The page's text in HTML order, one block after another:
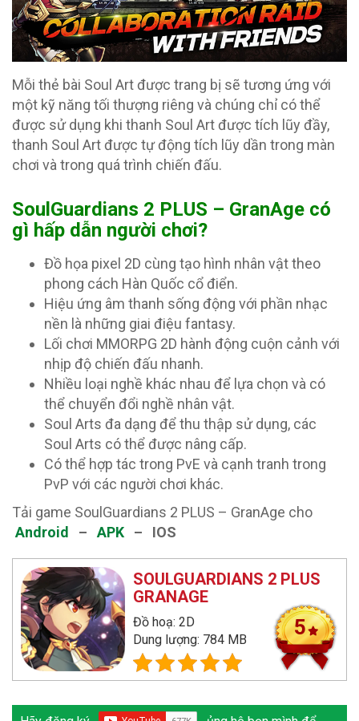
Mỗi thẻ bài Soul Art được trang bị sẽ tương ứng với
một kỹ năng tối thượng riêng và chúng chỉ có thể
được sử dụng khi thanh Soul Art được tích lũy đầy,
thanh Soul Art được tự động tích lũy dần trong màn
chơi và trong quá trình chiến đấu.
SoulGuardians 2 PLUS – GranAge có
gì hấp dẫn người chơi?
Đồ họa pixel 2D cùng tạo hình nhân vật theo
phong cách Hàn Quốc cổ điển.
Hiệu ứng âm thanh sống động với phần nhạc
nền là những giai điệu fantasy.
Lối chơi MMORPG 2D hành động cuộn cảnh với
nhịp độ chiến đấu nhanh.
Nhiều loại nghề khác nhau để lựa chọn và có
thể chuyển đổi nghề nhân vật.
Soul Arts đa dạng để thu thập sử dụng, các
Soul Arts có thể được nâng cấp.
Có thể hợp tác trong PvE và cạnh tranh trong
PvP với các người chơi khác.
Tải game SoulGuardians 2 PLUS – GranAge cho
Android
– APK – IOS
SOULGUARDIANS 2 PLUS
GRANAGE
Đồ hoạ: 2D
Dung lượng: 784 MB
5